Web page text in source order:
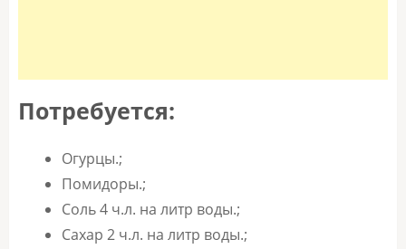
Потребуется:
Огурцы.;
Помидоры.;
Соль 4 ч.л. на литр воды.;
Сахар 2 ч.л. на литр воды.;